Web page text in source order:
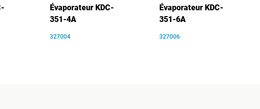
Évaporateur KDC-
351-4A
327004
Évaporateur KDC-
351-6A
327006